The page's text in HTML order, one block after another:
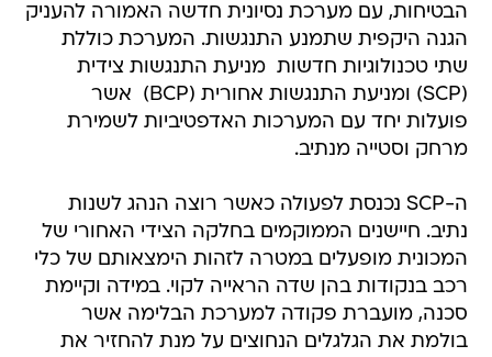
הבטיחות, עם מערכת נסיונית חדשה האמורה להעניק
הגנה היקפית שתמנע התנגשות. המערכת כוללת
שתי טכנולוגיות חדשות  מניעת התנגשות צידית
(SCP) ומניעת התנגשות אחורית (BCP)  אשר
פועלות יחד עם המערכות האדפטיביות לשמירת
מרחק וסטייה מנתיב.
ה-SCP נכנסת לפעולה כאשר רוצה הנהג לשנות
נתיב. חיישנים הממוקמים בחלקה הצידי האחורי של
המכונית מופעלים במטרה לזהות הימצאותם של כלי
רכב בנקודות בהן שדה הראייה לקוי. במידה וקיימת
סכנה, מועברת פקודה למערכת הבלימה אשר
בולמת את הגלגלים הנחוצים על מנת להחזיר את